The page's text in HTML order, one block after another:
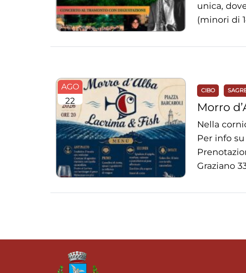
unica,
(minori di
AGO
22
CIBO
Morro
Nella
Per info
Graziano